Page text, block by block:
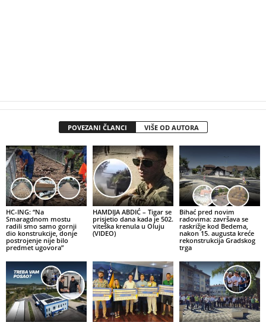
POVEZANI ČLANCI VIŠE OD AUTORA
HC-ING: “Na
Smaragdnom mostu
radili smo samo gornji
dio konstrukcije, donje
postrojenje nije bilo
predmet ugovora”
HAMDIJA ABDIĆ – Tigar se
prisjetio dana kada je 502.
viteška krenula u Oluju
(VIDEO)
Bihać pred novim
radovima: završava se
raskrižje kod Bedema,
nakon 15. augusta kreće
rekonstrukcija Gradskog
trga